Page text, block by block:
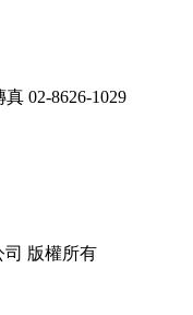
真 02-8626-1029
版權所有